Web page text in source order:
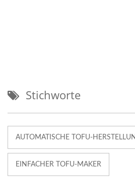
Stichworte
AUTOMATISCHE TOFU-
EINFACHER TOFU-MAKER